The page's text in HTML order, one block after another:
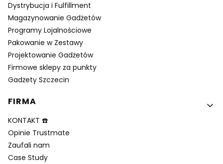
Dystrybucja i Fulfillment
Magazynowanie Gadżetów
Programy Lojalnościowe
Pakowanie w Zestawy
Projektowanie Gadżetów
Firmowe sklepy za punkty
Gadżety Szczecin
FIRMA
KONTAKT ☎️
Opinie Trustmate
Zaufali nam
Case Study